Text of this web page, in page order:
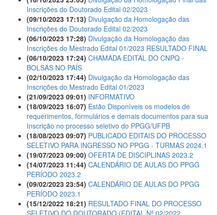
Inscrições do Doutorado Edital 02/2023
(09/10/2023 17:13) Divulgação da Homologação das
Inscrições do Doutorado Edital 02/2023
(06/10/2023 17:28) Divulgação da Homologação das
Inscrições do Mestrado Edital 01/2023 RESULTADO FINAL
(06/10/2023 17:24) CHAMADA EDITAL DO CNPQ -
BOLSAS NO PAÍS
(02/10/2023 17:44) Divulgação da Homologação das
Inscrições do Mestrado Edital 01/2023
(21/09/2023 09:01) INFORMATIVO
(18/09/2023 16:07) Estão Disponíveis os modelos de
requerimentos, formulários e demais documentos para sua
Inscrição no processo seletivo do PPGG/UFPB
(18/08/2023 09:07) PUBLICADO EDITAIS DO PROCESSO
SELETIVO PARA INGRESSO NO PPGG - TURMAS 2024.1
(19/07/2023 09:00) OFERTA DE DISCIPLINAS 2023.2
(14/07/2023 11:44) CALENDÁRIO DE AULAS DO PPGG
PERÍODO 2023.2
(09/02/2023 23:54) CALENDÁRIO DE AULAS DO PPGG
PERÍODO 2023.1
(15/12/2022 18:21) RESULTADO FINAL DO PROCESSO